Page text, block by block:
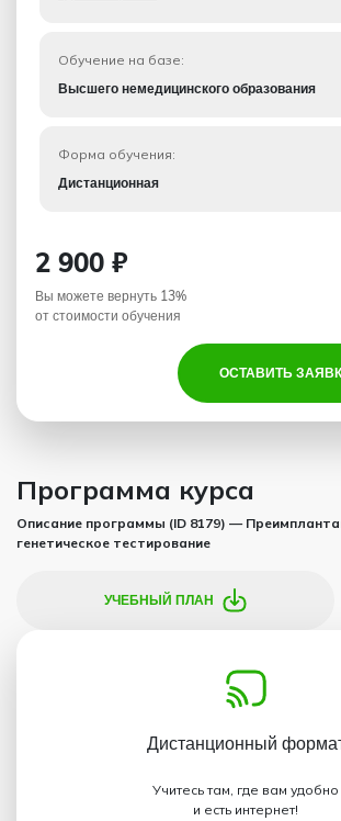
Обучение на базе:
Высшего немедицинского образования
Форма обучения:
Дистанционная
2 900 ₽
Вы можете вернуть 13%
от стоимости обучения
ОСТАВИТЬ
Программа курса
Описание программы (ID 8179) —
генетическое тестирование
УЧЕБНЫЙ ПЛАН
Дистанционный
Учитесь там, где вам удобно
и есть интернет!